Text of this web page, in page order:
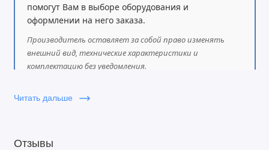
Максимальная скорость: до 1300 Мбит/с
Чипсет: QCA9880
помогут Вам в выборе оборудования и
оформлении на него заказа.
Производитель оставляет за собой право изменять
внешний вид, технические характеристики и
комплектацию без уведомления.
Читать дальше
Отзывы